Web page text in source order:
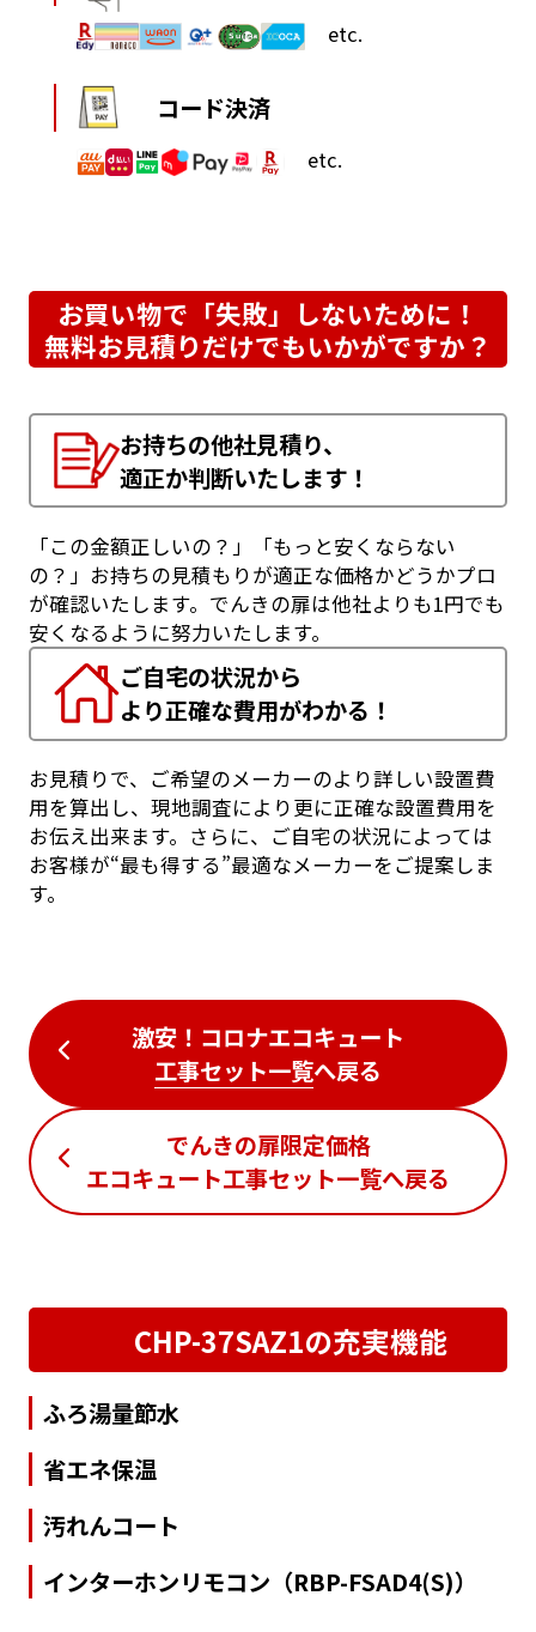
etc.
コード決済
etc.
お買い物で「失敗」しないために！
無料お見積りだけでもいかがですか？
お持ちの他社見積り、
適正か判断いたします！
「この金額正しいの？」「もっと安くならない
の？」お持ちの見積もりが適正な価格かどうかプロ
が確認いたします。でんきの扉は他社よりも1円でも
安くなるように努力いたします。
ご自宅の状況から
より正確な費用がわかる！
お見積りで、ご希望のメーカーのより詳しい設置費
用を算出し、現地調査により更に正確な設置費用を
お伝え出来ます。さらに、ご自宅の状況によっては
お客様が“最も得する”最適なメーカーをご提案しま
す。
激安！コロナエコキュート
工事セット一覧へ戻る
でんきの扉限定価格
エコキュート工事セット一覧へ戻る
CHP-37SAZ1の充実機能
ふろ湯量節水
省エネ保温
汚れんコート
インターホンリモコン（RBP-FSAD4(S)）